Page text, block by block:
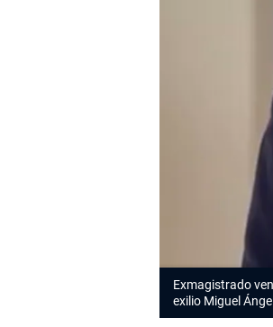
Exmagistrado
exilio Miguel